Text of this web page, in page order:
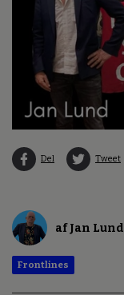
Del Tweet
af Jan Lund
Frontlines